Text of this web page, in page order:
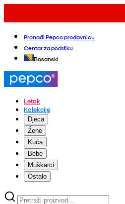
Pronađi Pepco prodavnicu
Centar za podršku
Bosanski
Letak
Kolekcije
Djeca
Žene
Kuća
Bebe
Muškarci
Ostalo